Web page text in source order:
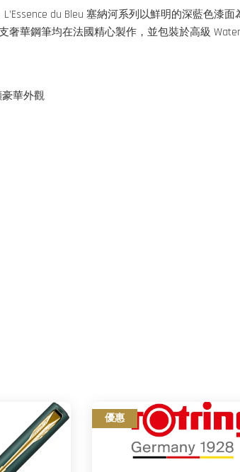
du Bleu 塞納河系列以鮮明的深藍色漆
華鋼筆均在法國精心製作，並包裝於高級
華外觀
優惠